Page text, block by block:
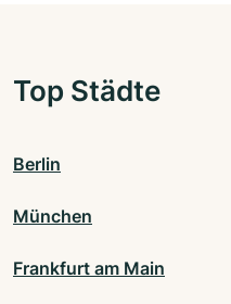
Top Städte
Berlin
München
Frankfurt am Main